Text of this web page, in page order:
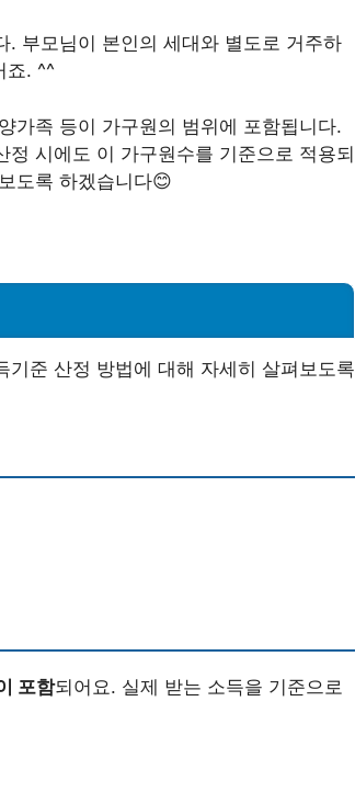
. 부모님이 본인의 세대와 별도로 거주하
죠. ^^
가족 등이 가구원의 범위에 포함됩니다.
시에도 이 가구원수를 기준으로 적용되
도록 하겠습니다😊
준 산정 방법에 대해 자세히 살펴보도록
포함되어요. 실제 받는 소득을 기준으로